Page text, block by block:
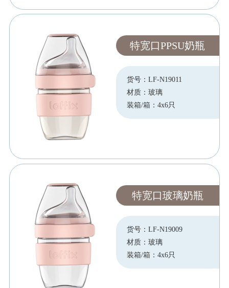
特宽口PPSU奶瓶
货号：LF-N19011
材质：玻璃
装箱/箱：4x6只
特宽口玻璃奶瓶
货号：LF-N19009
材质：玻璃
装箱/箱：4x6只